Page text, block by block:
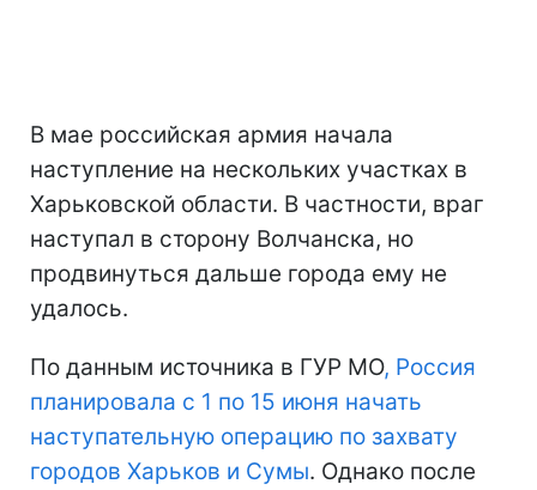
В мае российская армия начала
наступление на нескольких участках в
Харьковской области. В частности, враг
наступал в сторону Волчанска, но
продвинуться дальше города ему не
удалось.
По данным источника в ГУР МО, Россия
планировала с 1 по 15 июня начать
наступательную операцию по захвату
городов Харьков и Сумы. Однако после